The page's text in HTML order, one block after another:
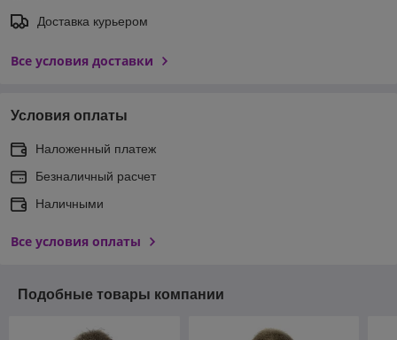
Доставка курьером
Все условия доставки
Условия оплаты
Наложенный платеж
Безналичный расчет
Наличными
Все условия оплаты
Подобные товары компании